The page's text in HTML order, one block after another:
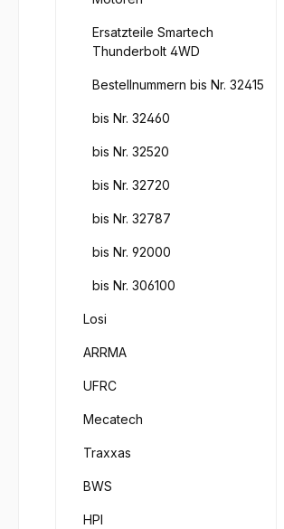
Ersatzteile Smartech
Thunderbolt 4WD
Bestellnummern bis Nr. 32415
bis Nr. 32460
bis Nr. 32520
bis Nr. 32720
bis Nr. 32787
bis Nr. 92000
bis Nr. 306100
Losi
ARRMA
UFRC
Mecatech
Traxxas
BWS
HPI